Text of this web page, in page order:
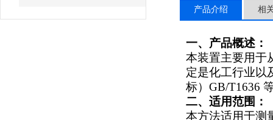
产品介绍 相
一、产品概述：
本装置主要用于
定是化工行业以
标）GB/T1636
二、适用范围：
本方法适用于测